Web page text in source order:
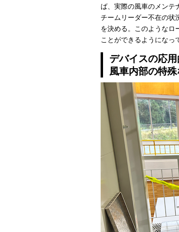
ば、実際の風車のメンテ
チームリーダー不在の状
を決める。このようなロ
ことができるようになっ
デバイスの応
風車内部の特